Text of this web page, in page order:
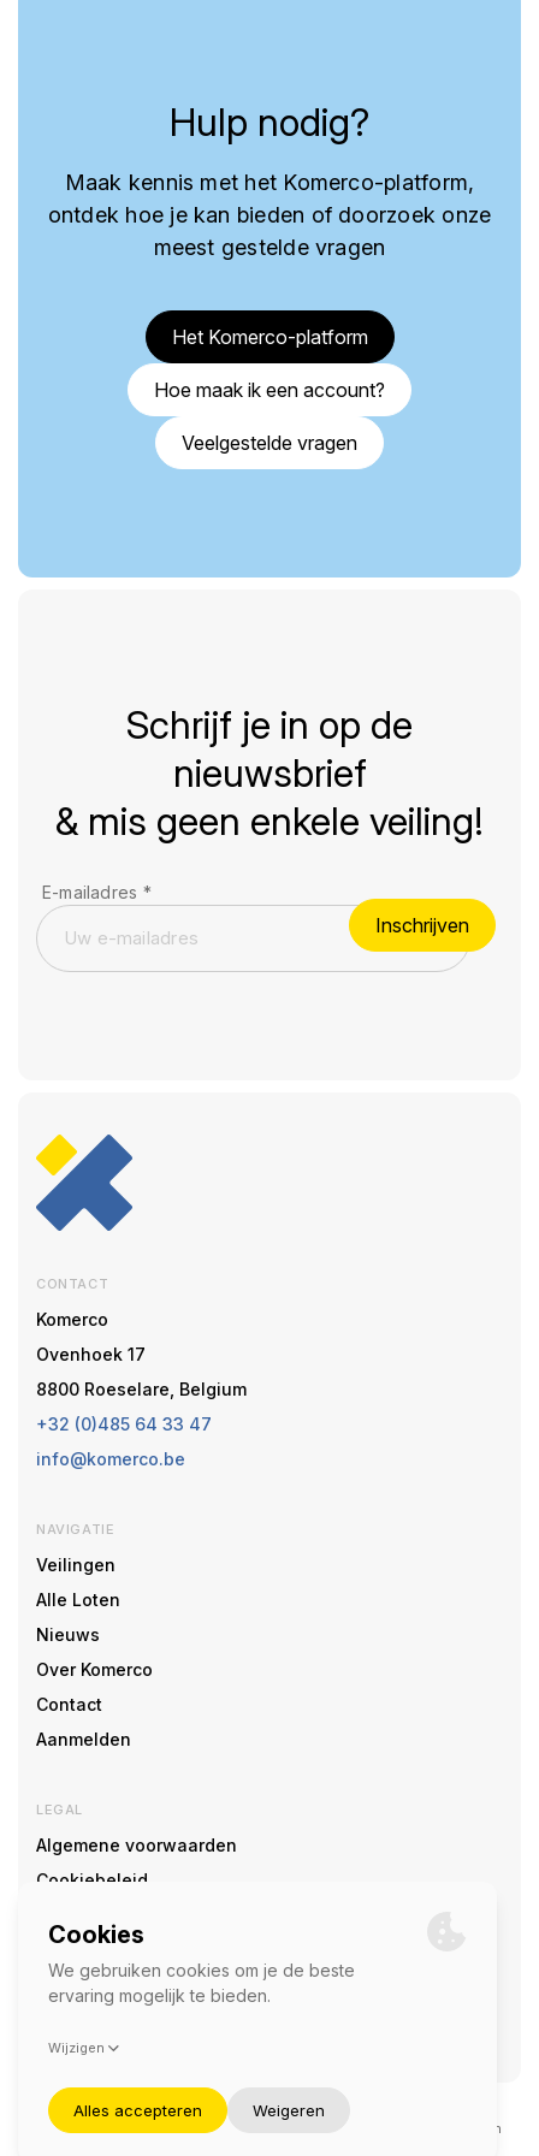
Hulp nodig?
Maak kennis met het Komerco-platform,
ontdek hoe je kan bieden of doorzoek onze
meest gestelde vragen
Het Komerco-platform
Hoe maak ik een account?
Veelgestelde vragen
Schrijf je in op de
nieuwsbrief
& mis geen enkele veiling!
E-mailadres *
Inschrijven
CONTACT
Komerco
Ovenhoek 17
8800 Roeselare, Belgium
+32 (0)485 64 33 47
info@komerco.be
NAVIGATIE
Veilingen
Alle Loten
Nieuws
Over Komerco
Contact
Aanmelden
LEGAL
Algemene voorwaarden
Cookiebeleid
SOCIAL
©2026 — Komerco
Deze site wordt beschermd door reCAPTCHA en het
en